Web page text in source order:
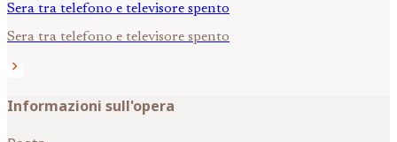
Sera tra telefono e televisore spento
Sera tra telefono e televisore spento
chevron_right
Informazioni sull'opera